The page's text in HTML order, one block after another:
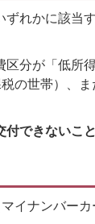
れかに該当
分が「低所
の世帯）、
できないこと
イナンバー